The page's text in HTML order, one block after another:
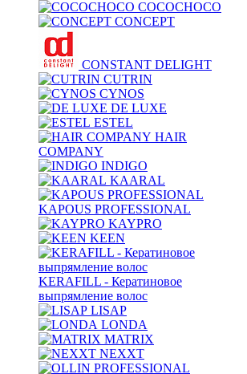
COCOCHOCO
CONCEPT
CONSTANT DELIGHT
CUTRIN
CYNOS
DE LUXE
ESTEL
HAIR
COMPANY
INDIGO
KAARAL
KAPOUS PROFESSIONAL
KAYPRO
KEEN
KERAFILL - Кератиновое
выпрямление волос
LISAP
LONDA
MATRIX
NEXXT